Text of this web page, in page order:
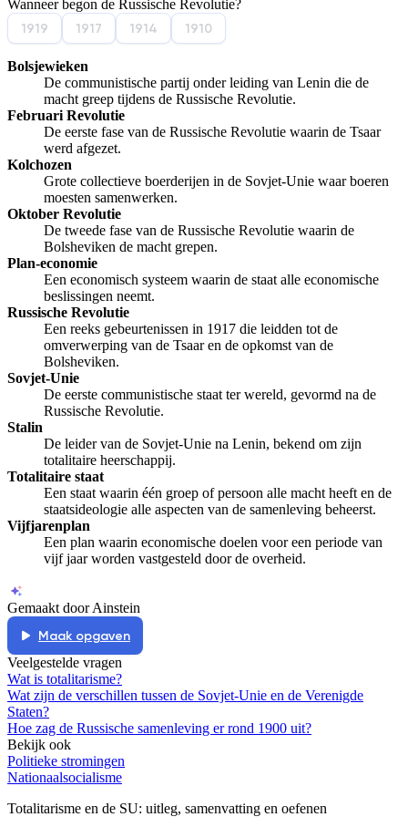
Afspelen werkte niet
Iets anders
Wanneer begon de Russische Revolutie?
1919
1917 1914 1910
Bolsjewieken
De communistische partij onder leiding van Lenin die de
macht greep tijdens de Russische Revolutie.
Februari Revolutie
De eerste fase van de Russische Revolutie waarin de Tsaar
werd afgezet.
Kolchozen
Grote collectieve boerderijen in de Sovjet-Unie waar boeren
moesten samenwerken.
Oktober Revolutie
De tweede fase van de Russische Revolutie waarin de
Bolsheviken de macht grepen.
Plan-economie
Een economisch systeem waarin de staat alle economische
beslissingen neemt.
Russische Revolutie
Een reeks gebeurtenissen in 1917 die leidden tot de
omverwerping van de Tsaar en de opkomst van de
Bolsheviken.
Sovjet-Unie
De eerste communistische staat ter wereld, gevormd na de
Russische Revolutie.
Stalin
De leider van de Sovjet-Unie na Lenin, bekend om zijn
totalitaire heerschappij.
Totalitaire staat
Een staat waarin één groep of persoon alle macht heeft en de
staatsideologie alle aspecten van de samenleving beheerst.
Vijfjarenplan
Een plan waarin economische doelen voor een periode van
vijf jaar worden vastgesteld door de overheid.
Gemaakt door Ainstein
Maak opgaven
Veelgestelde vragen
Wat is totalitarisme?
Wat zijn de verschillen tussen de Sovjet-Unie en de Verenigde
Staten?
Hoe zag de Russische samenleving er rond 1900 uit?
Bekijk ook
Politieke stromingen
Nationaalsocialisme
Totalitarisme en de SU: uitleg, samenvatting en oefenen